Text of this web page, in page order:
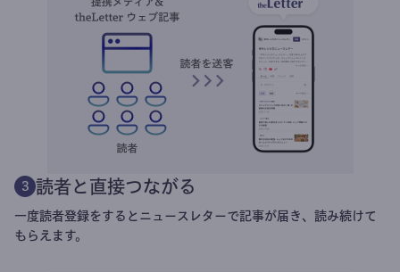
3 読者と直接つながる
一度読者登録をするとニュースレターで記事が届き、読み続けて
もらえます。